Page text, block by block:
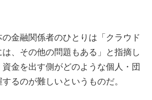
金融関係者のひとりは「クラウド
、その他の問題もある」と指摘し
金を出す側がどのような個人・団
るのが難しいというものだ。